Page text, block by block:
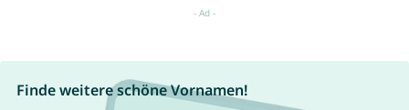
Finde weitere schöne Vornamen!